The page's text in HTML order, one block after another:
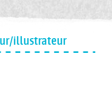
illustrateur